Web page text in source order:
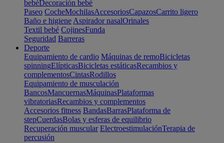
bebéDecoración bebé
Paseo CocheMochilasAccesoriosCapazosCarrito ligero
Baño e higiene Aspirador nasalOrinales
Textil bebé CojinesFunda
Seguridad Barreras
Deporte
Equipamiento de cardio Máquinas de remoBicicletas
spinningElípticasBicicletas estáticasRecambios y
complementosCintasRodillos
Equipamiento de musculación
BancosMancuernasMáquinasPlataformas
vibratoriasRecambios y complementos
Accesorios fitness BandasBarrasPlataforma de
stepCuerdasBolas y esferas de equilibrio
Recuperación muscular ElectroestimulaciónTerapia de
percusión